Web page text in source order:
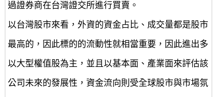
過證券商在台灣證交所進行買賣。
以台灣股市來看，外資的資金占比、成交量都是股市
最高的，因此標的的流動性就相當重要，因此進出多
以大型權值股為主，並且以基本面、產業面來評估該
公司未來的發展性，資金流向則受全球股市與市場氛